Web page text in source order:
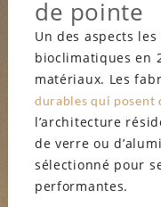
de pointe
Un des aspects
bioclimatiques en
matériaux. Les
durables qui posent
l’architecture
de verre ou
sélectionné pour
performantes.